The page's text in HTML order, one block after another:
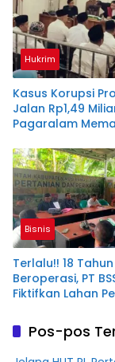
Hukrim
Kasus Korupsi
Jalan Rp1,49
Pagaralam
Terdakwa
Tahun Penjara
Bisnis
Terlalu!! 18 Tahun
Beroperasi, PT
Fiktifkan Lahan
Pos-pos